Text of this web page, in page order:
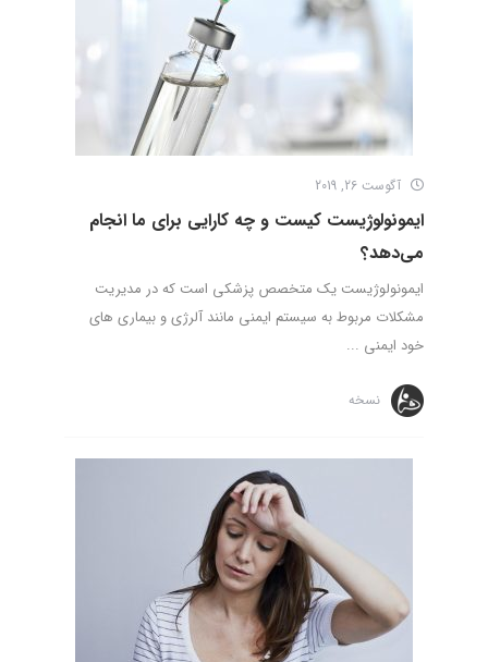
آگوست 26, 2019
ایمونولوژیست کیست و چه کارایی برای ما انجام
می‌دهد؟
ایمونولوژیست یک متخصص پزشکی است که در مدیریت
مشکلات مربوط به سیستم ایمنی مانند آلرژی و بیماری های
خود ایمنی ...
نسخه